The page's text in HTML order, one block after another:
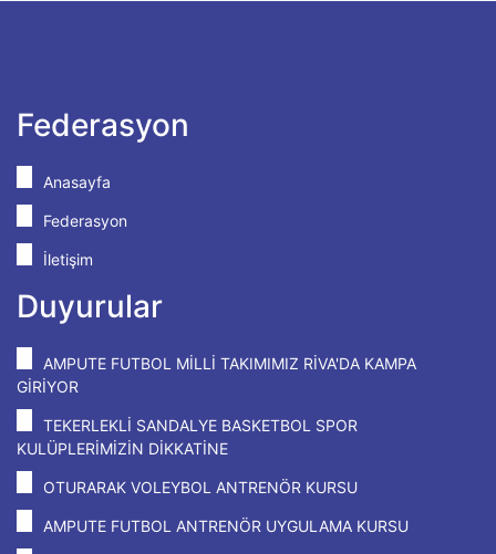
Federasyon
Anasayfa
Federasyon
İletişim
Duyurular
AMPUTE FUTBOL MİLLİ TAKIMIMIZ RİVA'DA KAMPA
GİRİYOR
TEKERLEKLİ SANDALYE BASKETBOL SPOR
KULÜPLERİMİZİN DİKKATİNE
OTURARAK VOLEYBOL ANTRENÖR KURSU
AMPUTE FUTBOL ANTRENÖR UYGULAMA KURSU